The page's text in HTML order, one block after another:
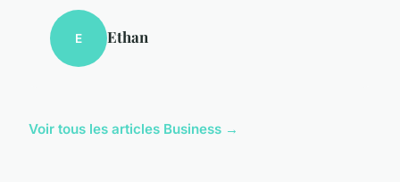
E Ethan
Voir tous les articles Business →